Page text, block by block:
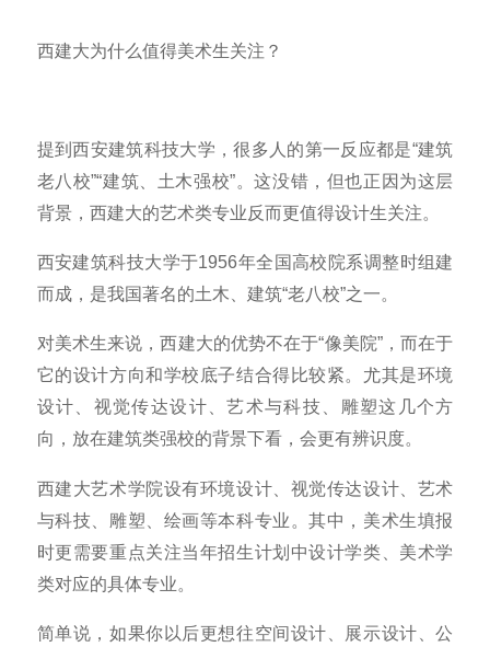
西建大为什么值得美术生关注？
提到西安建筑科技大学，很多人的第一反应都是“建筑
老八校”“建筑、土木强校”。这没错，但也正因为这层
背景，西建大的艺术类专业反而更值得设计生关注。
西安建筑科技大学于1956年全国高校院系调整时组建
而成，是我国著名的土木、建筑“老八校”之一。
对美术生来说，西建大的优势不在于“像美院”，而在于
它的设计方向和学校底子结合得比较紧。尤其是环境
设计、视觉传达设计、艺术与科技、雕塑这几个方
向，放在建筑类强校的背景下看，会更有辨识度。
西建大艺术学院设有环境设计、视觉传达设计、艺术
与科技、雕塑、绘画等本科专业。其中，美术生填报
时更需要重点关注当年招生计划中设计学类、美术学
类对应的具体专业。
简单说，如果你以后更想往空间设计、展示设计、公